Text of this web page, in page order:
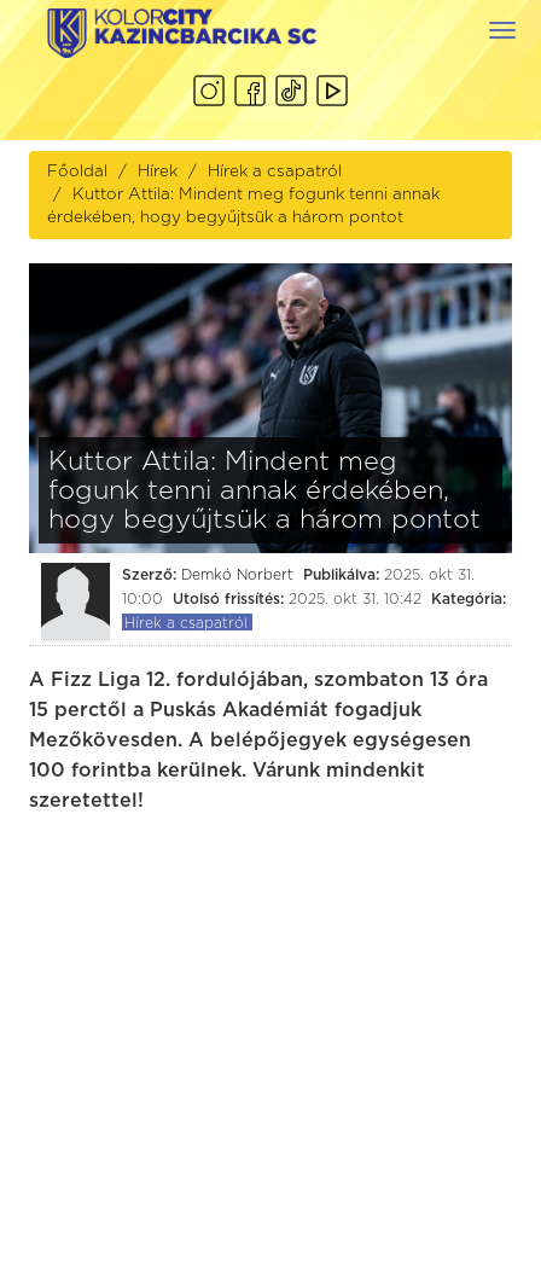
Főoldal Hírek
Hírek a csapatról
Kuttor Attila: Mindent meg fogunk tenni annak
érdekében, hogy begyűjtsük a három pontot
Kuttor Attila: Mindent meg
fogunk tenni annak érdekében,
hogy begyűjtsük a három pontot
Szerző: Demkó Norbert Publikálva: 2025. okt 31.
10:00
Utolsó frissítés: 2025. okt 31. 10:42
Kategória:
Hírek a csapatról
A Fizz Liga 12. fordulójában, szombaton 13 óra
15 perctől a Puskás Akadémiát fogadjuk
Mezőkövesden. A belépőjegyek egységesen
100 forintba kerülnek. Várunk mindenkit
szeretettel!